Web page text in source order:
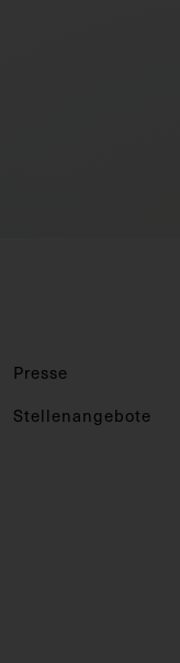
Presse
Stellenangebote